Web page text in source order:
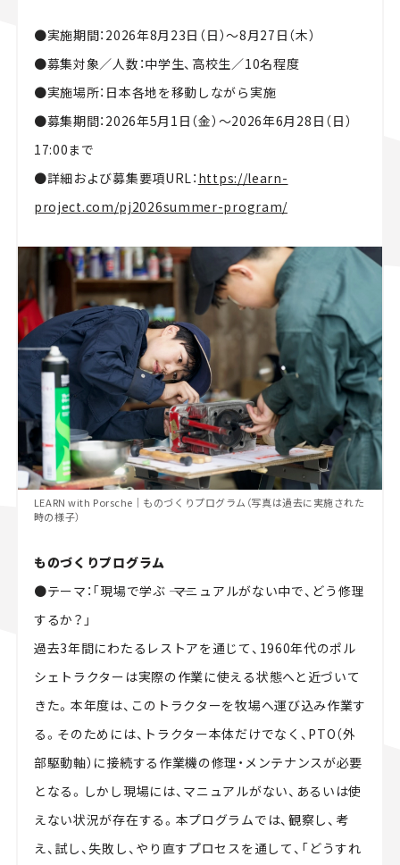
●実施期間：2026年8月23日（日）〜8月27日（木）
●募集対象／人数：中学生、高校生／10名程度
●実施場所：日本各地を移動しながら実施
●募集期間：2026年5月1日（金）〜2026年6月28日（日）
17:00まで
●詳細および募集要項URL： https://learn-
project.com/pj2026summer-program/
LEARN with Porsche｜ものづくりプログラム（写真は過去に実施された
時の様子）
ものづくりプログラム
●テーマ：「現場で学ぶ ―― マニュアルがない中で、どう修理
するか？」
過去3年間にわたるレストアを通じて、1960年代のポル
シェトラクターは実際の作業に使える状態へと近づいて
きた。本年度は、このトラクターを牧場へ運び込み作業す
る。そのためには、トラクター本体だけでなく、PTO（外
部駆動軸）に接続する作業機の修理・メンテナンスが必要
となる。しかし現場には、マニュアルがない、あるいは使
えない状況が存在する。本プログラムでは、観察し、考
え、試し、失敗し、やり直すプロセスを通して、「どうすれ